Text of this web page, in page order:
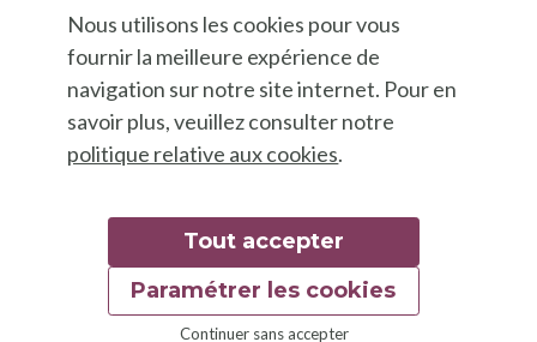
Nous utilisons les cookies pour vous
fournir la meilleure expérience de
navigation sur notre site internet. Pour en
savoir plus, veuillez consulter notre
politique relative aux cookies.
Tout accepter
Continuer sans accepter
Paramétrer les cookies
© 2026 Good Food